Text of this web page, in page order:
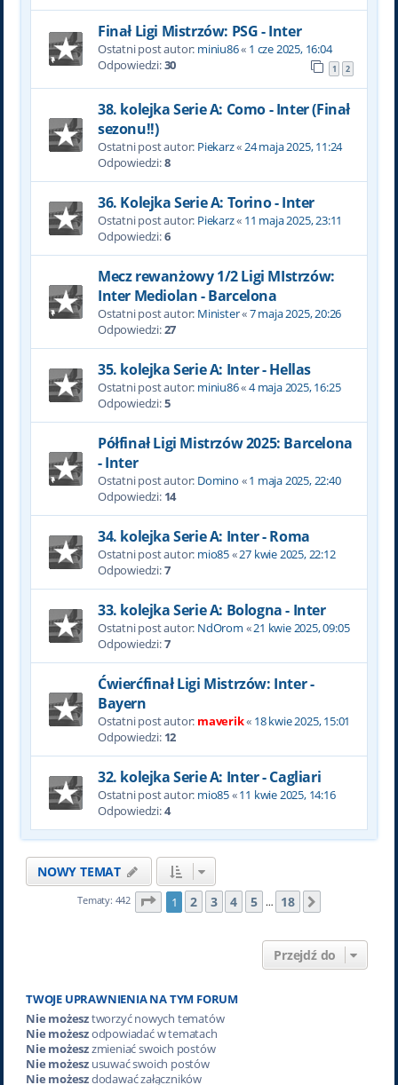
Finał Ligi Mistrzów: PSG - Inter
Ostatni post autor: miniu86« 1 cze 2025, 16:04
Odpowiedzi:30 1 2
38. kolejka Serie A: Como - Inter (Finał
sezonu!!)
Ostatni post autor: Piekarz«24 maja 2025, 11:24
Odpowiedzi:8
36. Kolejka Serie A: Torino - Inter
Ostatni post autor: Piekarz« 11 maja 2025, 23:11
Odpowiedzi:6
Mecz rewanżowy 1/2 Ligi MIstrzów:
Inter Mediolan - Barcelona
Ostatni post autor: Minister«7 maja 2025, 20:26
Odpowiedzi:27
35. kolejka Serie A: Inter - Hellas
Ostatni post autor: miniu86«4 maja 2025, 16:25
Odpowiedzi:5
Półfinał Ligi Mistrzów 2025: Barcelona
- Inter
Ostatni post autor: Domino «1 maja 2025, 22:40
Odpowiedzi: 14
34. kolejka Serie A: Inter - Roma
Ostatni post autor: mio85«27 kwie 2025, 22:12
Odpowiedzi:7
33. kolejka Serie A: Bologna - Inter
Ostatni post autor: NdOrom «21 kwie 2025, 09:05
Odpowiedzi:7
Ćwierćfinał Ligi Mistrzów: Inter -
Bayern
Ostatni post autor: maverik« 18 kwie 2025, 15:01
Odpowiedzi: 12
32. kolejka Serie A: Inter - Cagliari
Ostatni post autor: mio85«11 kwie 2025, 14:16
Odpowiedzi:4
NOWY TEMAT
Tematy: 442 Strona z 18
1 2 3 4 5 … 18
Przejdź do
TWOJE UPRAWNIENIA NA TYM FORUM
Nie możesztworzyć nowych tematów
Nie możeszodpowiadać w tematach
Nie możeszzmieniać swoich postów
Nie możeszusuwać swoich postów
Nie możeszdodawać załączników